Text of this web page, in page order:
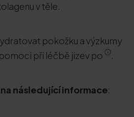
v těle.
pokožku a výzkumy
při léčbě jizev po
.
následující informace: